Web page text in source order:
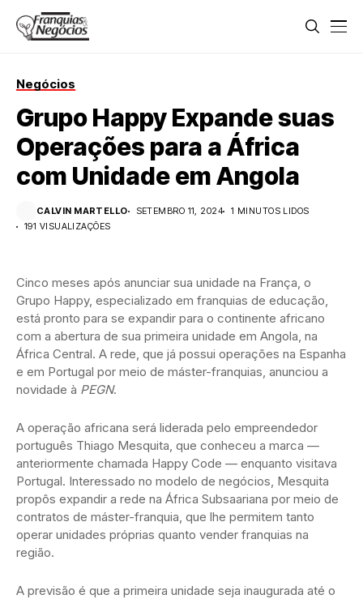
Negócios
Grupo Happy Expande suas
Operações para a África
com Unidade em Angola
CALVIN MARTELLO SETEMBRO 11, 2024
1 MINUTOS LIDOS
191 VISUALIZAÇÕES
Cinco meses após anunciar sua unidade na França, o
Grupo Happy, especializado em franquias de educação,
está pronto para se expandir para o continente africano
com a abertura de sua primeira unidade em Angola, na
África Central. A rede, que já possui operações na Espanha
e em Portugal por meio de máster-franquias, anunciou a
novidade à PEGN.
A operação africana será liderada pelo empreendedor
português Thiago Mesquita, que conheceu a marca —
anteriormente chamada Happy Code — enquanto visitava
Portugal. Interessado no modelo de negócios, Mesquita
propôs expandir a rede na África Subsaariana por meio de
contratos de máster-franquia, que lhe permitem tanto
operar unidades próprias quanto vender franquias na
região.
A previsão é que a primeira unidade seja inaugurada até o